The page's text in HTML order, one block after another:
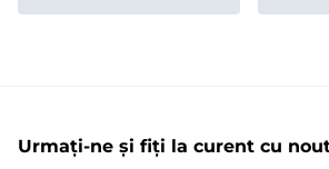
Capace
Urmați-ne și fiți la curent cu